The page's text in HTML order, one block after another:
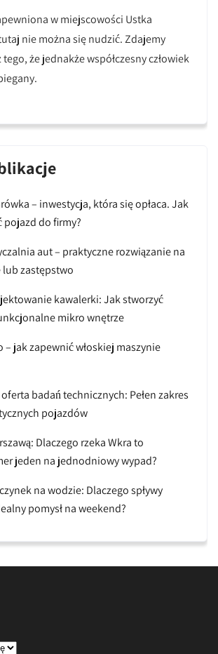
w miejscowości Ustka
nie można się nudzić. Zdajemy
że jednakże współczesny człowiek
– inwestycja, która się opłaca. Jak
pojazd do firmy?
aut – praktyczne rozwiązanie na
zastępstwo
kawalerki: Jak stworzyć
mikro wnętrze
– jak zapewnić włoskiej maszynie
badań technicznych: Pełen zakres
pojazdów
Dlaczego rzeka Wkra to
jeden na jednodniowy wypad?
na wodzie: Dlaczego spływy
pomysł na weekend?